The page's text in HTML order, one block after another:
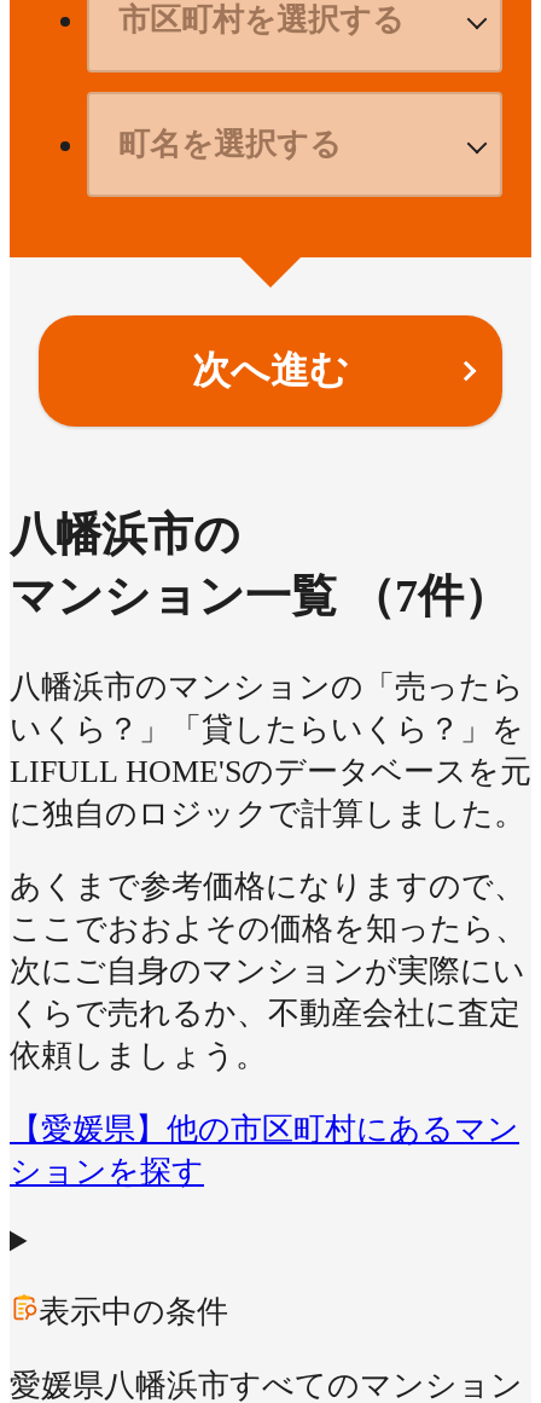
次へ進む
八幡浜市の
マンション一覧
（7件）
八幡浜市のマンションの「売ったら
いくら？」「貸したらいくら？」を
LIFULL HOME'Sのデータベースを元
に独自のロジックで計算しました。
あくまで参考価格になりますので、
ここでおおよその価格を知ったら、
次にご自身のマンションが実際にい
くらで売れるか、不動産会社に査定
依頼しましょう。
【愛媛県】他の市区町村にあるマン
ションを探す
表示中の条件
愛媛県八幡浜市すべてのマンション